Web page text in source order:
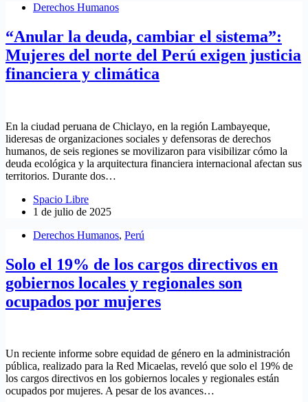
Derechos Humanos
“Anular la deuda, cambiar el sistema”:
Mujeres del norte del Perú exigen justicia
financiera y climática
En la ciudad peruana de Chiclayo, en la región Lambayeque,
lideresas de organizaciones sociales y defensoras de derechos
humanos, de seis regiones se movilizaron para visibilizar cómo la
deuda ecológica y la arquitectura financiera internacional afectan sus
territorios. Durante dos…
Spacio Libre
1 de julio de 2025
Derechos Humanos, Perú
Solo el 19% de los cargos directivos en
gobiernos locales y regionales son
ocupados por mujeres
Un reciente informe sobre equidad de género en la administración
pública, realizado para la Red Micaelas, reveló que solo el 19% de
los cargos directivos en los gobiernos locales y regionales están
ocupados por mujeres. A pesar de los avances…